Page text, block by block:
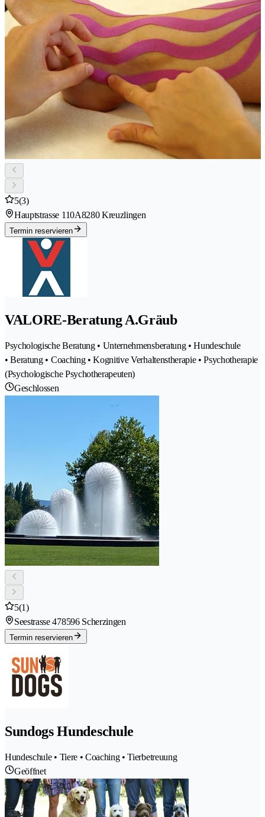
5(3)
Hauptstrasse 110A8280 Kreuzlingen
Termin reservieren
VALORE-Beratung A.Gräub
Psychologische Beratung • Unternehmensberatung • Hundeschule
• Beratung • Coaching • Kognitive Verhaltenstherapie • Psychotherapie
(Psychologische Psychotherapeuten)
Geschlossen
5(1)
Seestrasse 478596 Scherzingen
Termin reservieren
Sundogs Hundeschule
Hundeschule • Tiere • Coaching • Tierbetreuung
Geöffnet